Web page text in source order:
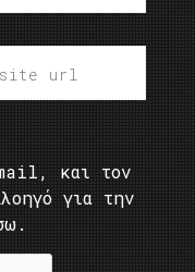
και τον
για την